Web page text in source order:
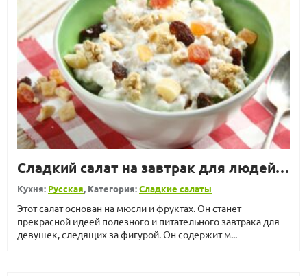
Сладкий салат на завтрак для людей, следящих за фигурой
Кухня: Русская, Категория:Сладкие салаты
Этот салат основан на мюсли и фруктах. Он станет
прекрасной идеей полезного и питательного завтрака для
девушек, следящих за фигурой. Он содержит м...